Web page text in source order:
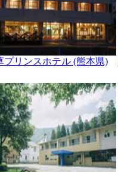
プリンスホテル (熊本県)